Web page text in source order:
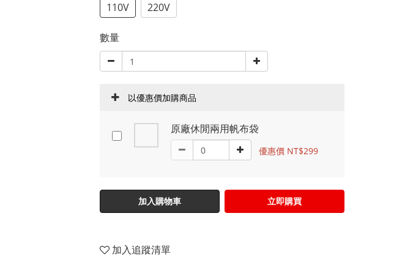
110V
220V
數量
以優惠價加購商品
原廠休閒兩用帆布袋
優惠價 NT$299
加入購物車 立即購買
加入追蹤清單